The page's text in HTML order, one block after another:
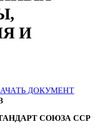
И
ДОКУМЕНТ
СОЮЗА ССР